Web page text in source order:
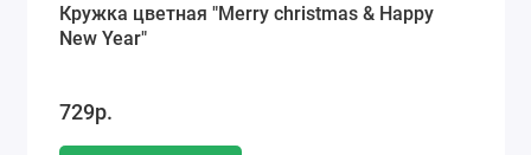
Кружка цветная "Merry christmas & Happy
New Year"
729р.